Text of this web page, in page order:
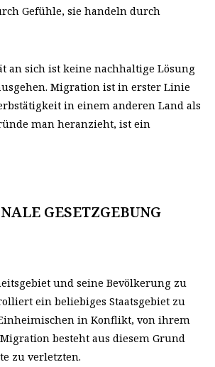
Gefühle, sie handeln durch
an sich ist keine nachhaltige Lösung
Migration ist in erster Linie
in einem anderen Land als
man heranzieht, ist ein
GESETZGEBUNG
und seine Bevölkerung zu
ein beliebiges Staatsgebiet zu
in Konflikt, von ihrem
besteht aus diesem Grund
zu verletzten.